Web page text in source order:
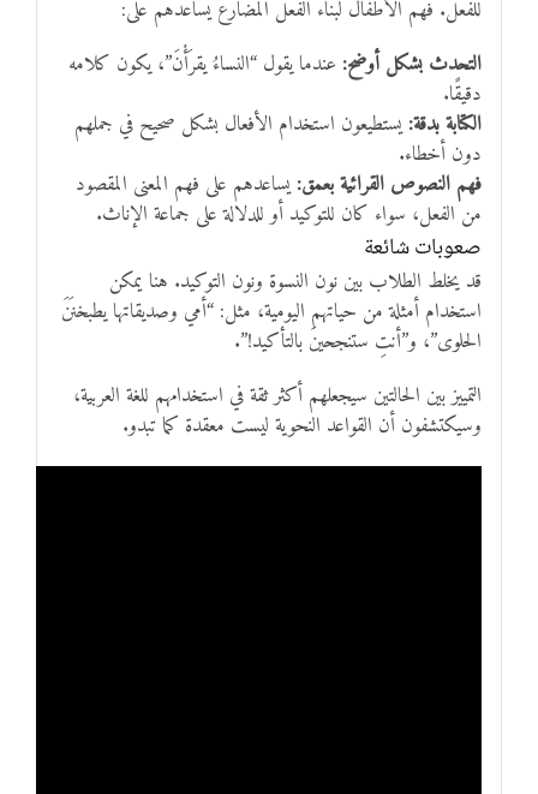
للفعل. فهم الأطفال لبناء الفعل المضارع يساعدهم على:
التحدث بشكل أوضح: عندما يقول “النساءُ يقرَأْنَ”، يكون كلامه
دقيقًا.
الكتابة بدقة:يستطيعون استخدام الأفعال بشكل صحيح في جملهم
دون أخطاء.
فهم النصوص القرائية بعمق:يساعدهم على فهم المعنى المقصود
من الفعل، سواء كان للتوكيد أو للدلالة على جماعة الإناث.
صعوبات شائعة
قد يخلط الطلاب بين نون النسوة ونون التوكيد. هنا يمكن
استخدام أمثلة من حياتهم اليومية، مثل: “أمي وصديقاتها يطبخنَنَ
الحلوى”، و”أنتِ ستنجحينَ بالتأكيد!”.
التمييز بين الحالتين سيجعلهم أكثر ثقة في استخدامهم للغة العربية،
وسيكتشفون أن القواعد النحوية ليست معقدة كما تبدو.